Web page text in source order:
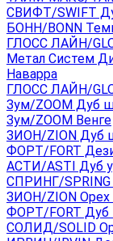
СВИФТ/SWIFT
БОНН/BONN
ГЛОСС ЛАЙН/
Метал Систем
Наварра
ГЛОСС ЛАЙН/
Зум/ZOOM Дуб
Зум/ZOOM Венге
ЗИОН/ZION Дуб
ФОРТ/FORT
АСТИ/ASTI Дуб
СПРИНГ/SPRING
ЗИОН/ZION Орех
ФОРТ/FORT Дуб
СОЛИД/SOLID